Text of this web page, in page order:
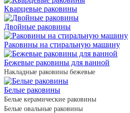
Кварцевые раковины
Двойные раковины
Раковины на стиральную машину
Бежевые раковины для ванной
Накладные раковины бежевые
Белые раковины
Белые керамические раковины
Белые овальные раковины